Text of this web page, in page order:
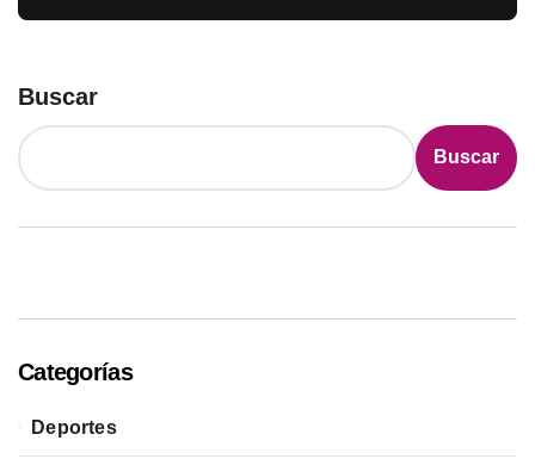
Buscar
Buscar
Categorías
Deportes